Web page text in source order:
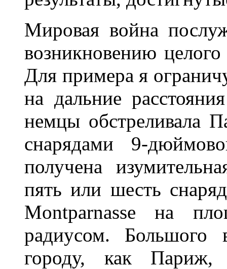
Мировая война
возникновению
Для примера я
на дальние
немцы обстреливала
снарядами 9-
получена
пять или шесть
Montparnasse на
радиусом. Большого
городу, как